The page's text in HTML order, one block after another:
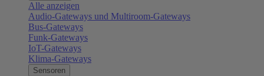
Alle anzeigen
Audio-Gateways und Multiroom-Gateways
Bus-Gateways
Funk-Gateways
IoT-Gateways
Klima-Gateways
Sensoren